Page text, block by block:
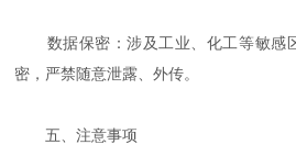
数据保密：涉及工业、化工等敏感
密，严禁随意泄露、外传。
五、注意事项